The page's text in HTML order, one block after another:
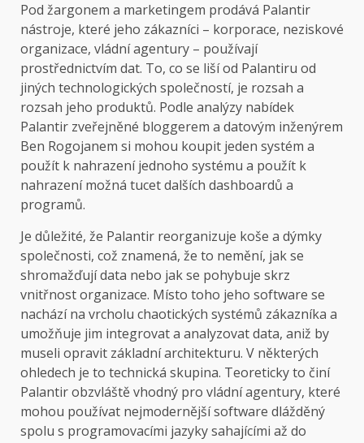
Pod žargonem a marketingem prodává Palantir
nástroje, které jeho zákazníci – korporace, neziskové
organizace, vládní agentury – používají
prostřednictvím dat. To, co se liší od Palantiru od
jiných technologických společností, je rozsah a
rozsah jeho produktů. Podle analýzy nabídek
Palantir zveřejněné bloggerem a datovým inženýrem
Ben Rogojanem si mohou koupit jeden systém a
použít k nahrazení jednoho systému a použít k
nahrazení možná tucet dalších dashboardů a
programů.
Je důležité, že Palantir reorganizuje koše a dýmky
společnosti, což znamená, že to nemění, jak se
shromažďují data nebo jak se pohybuje skrz
vnitřnost organizace. Místo toho jeho software se
nachází na vrcholu chaotických systémů zákazníka a
umožňuje jim integrovat a analyzovat data, aniž by
museli opravit základní architekturu. V některých
ohledech je to technická skupina. Teoreticky to činí
Palantir obzvláště vhodný pro vládní agentury, které
mohou používat nejmodernější software dlážděný
spolu s programovacími jazyky sahajícími až do